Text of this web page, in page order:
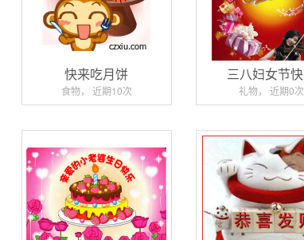
快来吃月饼
食物， 近期10次
三八妇女节
礼物， 近期0次